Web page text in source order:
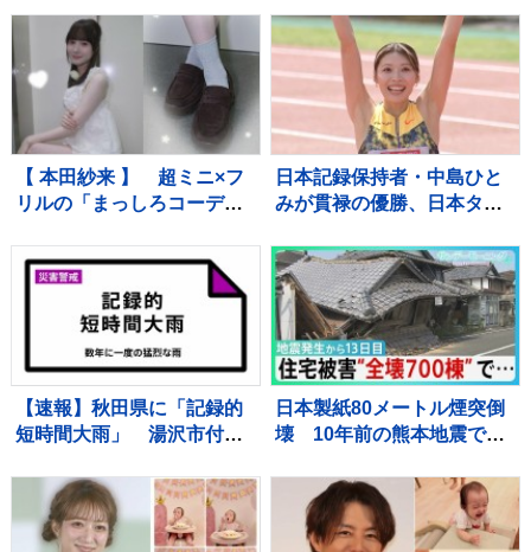
麺も！専門家ゲキ推しの7品
を大家族が1週間ガチ比較！
【それスタ】
ー、音楽スタジオまで！ 図
書館の専門家が厳選した進
化系図書館ベスト7をご紹
介！
【 本田紗来 】 超ミニ×フ
リルの「まっしろコーデ」
わ！」と絶賛 「天使すぎ
っ」可愛さにファン歓喜
日本記録保持者・中島ひと
みが貫禄の優勝、日本タイ
を制す 予選で12秒62の日
本新をマーク【陸上・富士
北麓ワールドトライアル】
【速報】秋田県に「記録的
短時間大雨」 湯沢市付近
な雨 災害警戒 9日13:49時
日本製紙80メートル煙突倒
壊 10年前の熊本地震で補
本“避難解除”前になぜ再入
館？下水管破損で田んぼ
に“汚水” 直下に断層 住